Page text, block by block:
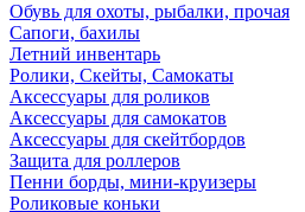
Обувь для охоты, рыбалки, прочая
Сапоги, бахилы
Летний инвентарь
Ролики, Скейты, Самокаты
Аксессуары для роликов
Аксессуары для самокатов
Аксессуары для скейтбордов
Защита для роллеров
Пенни борды, мини-круизеры
Роликовые коньки